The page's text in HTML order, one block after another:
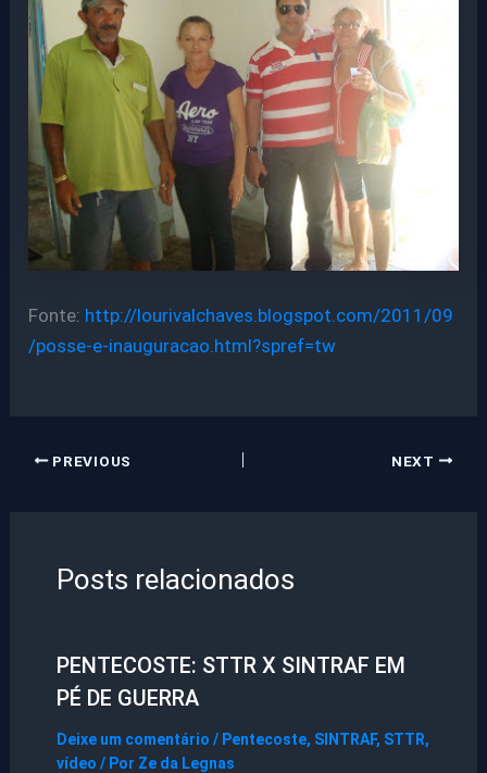
Fonte: http://lourivalchaves.blogspot.com/2011/09
/posse-e-inauguracao.html?spref=tw
PREVIOUS NEXT
Posts relacionados
PENTECOSTE: STTR X SINTRAF EM
PÉ DE GUERRA
Deixe um comentário / Pentecoste, SINTRAF, STTR,
vídeo / Por Ze da Legnas